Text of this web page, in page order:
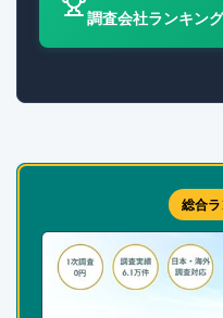
調査会社ランキン
総合